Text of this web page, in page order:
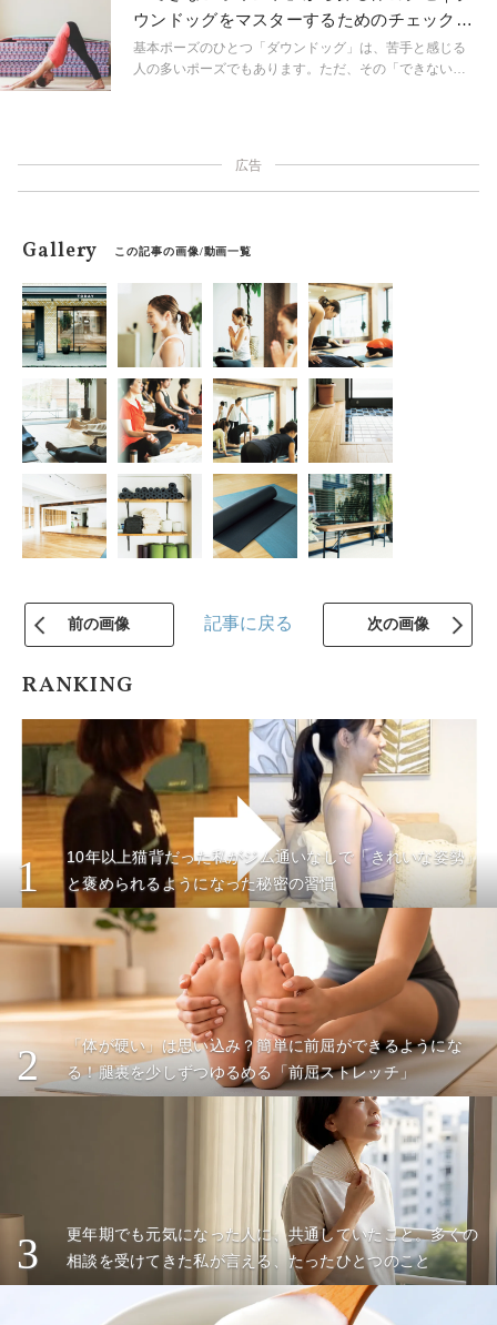
温かく、代謝のいい体を作りましょう！
ウンドッグをマスターするためのチェックリ
スト
基本ポーズのひとつ「ダウンドッグ」は、苦手と感じる
人の多いポーズでもあります。ただ、その「できない」
うに。まずは、自分がどんな理由で「できない」と感じ
ているのか、体のクセや苦手ポイントを見つめなおして
広告
Gallery この記事の画像/動画一覧
前の画像 記事に戻る 次の画像
RANKING
1
10年以上猫背だった私がジム通いなしで「きれいな姿勢」
と褒められるようになった秘密の習慣
2
「体が硬い」は思い込み？簡単に前屈ができるようにな
る！腿裏を少しずつゆるめる「前屈ストレッチ」
3
更年期でも元気になった人に、共通していたこと。多くの
相談を受けてきた私が言える、たったひとつのこと